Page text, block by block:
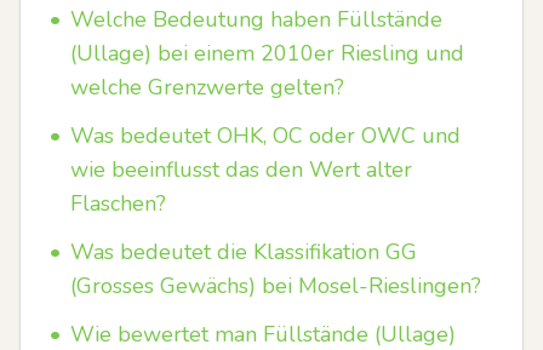
• Welche Bedeutung haben Füllstände
(Ullage) bei einem 2010er Riesling und
welche Grenzwerte gelten?
• Was bedeutet OHK, OC oder OWC und
wie beeinflusst das den Wert alter
Flaschen?
• Was bedeutet die Klassifikation GG
(Grosses Gewächs) bei Mosel-Rieslingen?
• Wie bewertet man Füllstände (Ullage)